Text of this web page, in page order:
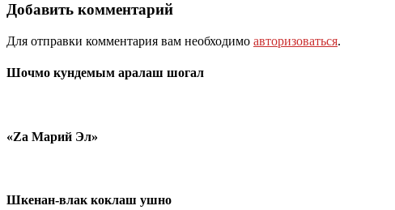
Добавить комментарий
Для отправки комментария вам необходимо авторизоваться.
Шочмо кундемым аралаш шогал
«Zа Марий Эл»
Шкенан-влак коклаш ушно